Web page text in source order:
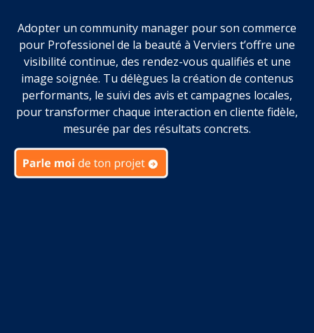
Adopter un community manager pour son commerce
pour Professionel de la beauté à Verviers t’offre une
visibilité continue, des rendez-vous qualifiés et une
image soignée. Tu délègues la création de contenus
performants, le suivi des avis et campagnes locales,
pour transformer chaque interaction en cliente fidèle,
mesurée par des résultats concrets.